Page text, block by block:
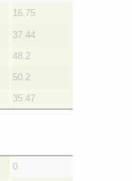
16.75
37.44
48.2
50.2
35.47
0